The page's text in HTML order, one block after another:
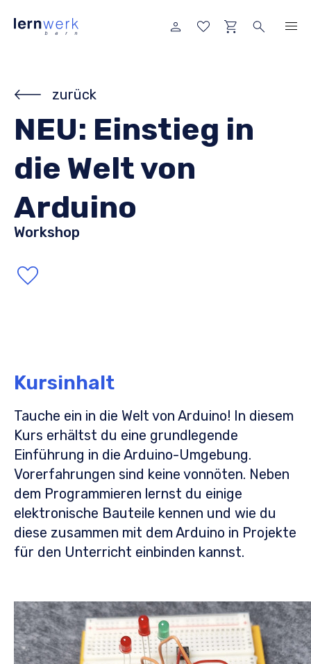
zurück
NEU: Einstieg in
die Welt von
Arduino
Workshop
Kursinhalt
Tauche ein in die Welt von Arduino! In diesem
Kurs erhältst du eine grundlegende
Einführung in die Arduino-Umgebung.
Vorerfahrungen sind keine vonnöten. Neben
dem Programmieren lernst du einige
elektronische Bauteile kennen und wie du
diese zusammen mit dem Arduino in Projekte
für den Unterricht einbinden kannst.